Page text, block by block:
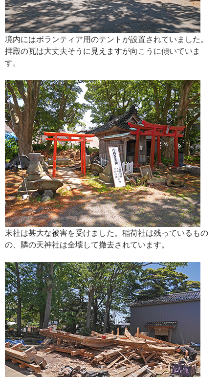
境内にはボランティア用のテントが設置されていました。
拝殿の瓦は大丈夫そうに見えますが向こうに傾いていま
す。
末社は甚大な被害を受けました。稲荷社は残っているもの
の、隣の天神社は全壊して撤去されています。